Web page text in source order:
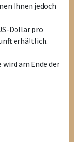
Ihnen jedoch
Dollar pro
erhältlich.
am Ende der